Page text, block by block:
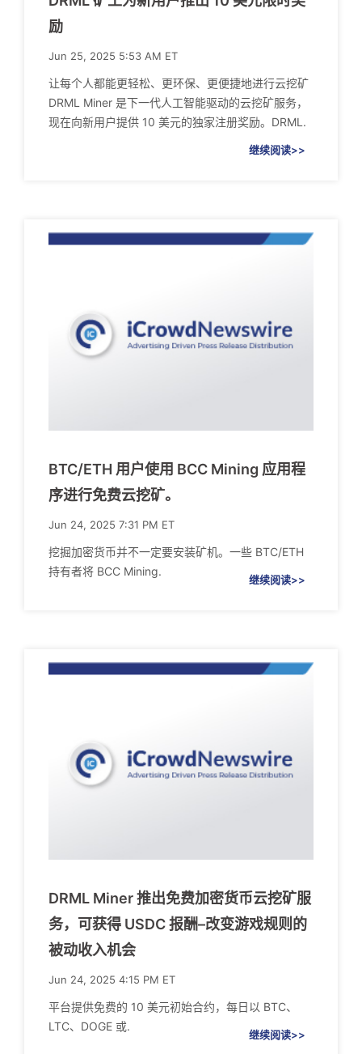
励
Jun 25, 2025 5:53 AM ET
让每个人都能更轻松、更环保、更便捷地进行云挖矿
DRML Miner 是下一代人工智能驱动的云挖矿服务，
现在向新用户提供 10 美元的独家注册奖励。DRML.
继续阅读>>
BTC/ETH 用户使用 BCC Mining 应用程
序进行免费云挖矿。
Jun 24, 2025 7:31 PM ET
挖掘加密货币并不一定要安装矿机。一些 BTC/ETH
持有者将 BCC Mining.
继续阅读>>
DRML Miner 推出免费加密货币云挖矿服
务，可获得 USDC 报酬–改变游戏规则的
被动收入机会
Jun 24, 2025 4:15 PM ET
平台提供免费的 10 美元初始合约，每日以 BTC、
LTC、DOGE 或.
继续阅读>>